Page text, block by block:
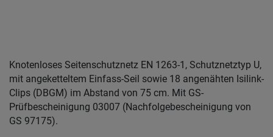
Knotenloses Seitenschutznetz EN 1263-1, Schutznetztyp U,
mit angeketteltem Einfass-Seil sowie 18 angenähten Isilink-
Clips (DBGM) im Abstand von 75 cm. Mit GS-
Prüfbescheinigung 03007 (Nachfolgebescheinigung von
GS 97175).